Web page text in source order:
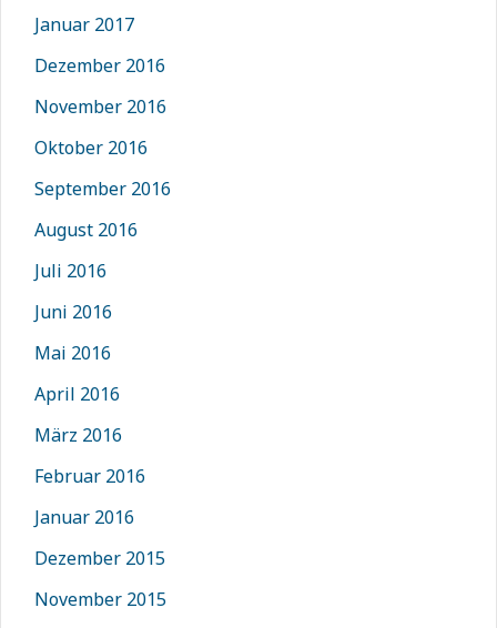
Januar 2017
Dezember 2016
November 2016
Oktober 2016
September 2016
August 2016
Juli 2016
Juni 2016
Mai 2016
April 2016
März 2016
Februar 2016
Januar 2016
Dezember 2015
November 2015